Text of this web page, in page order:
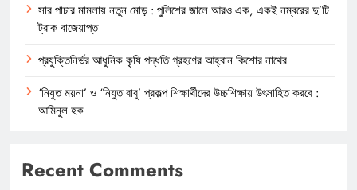
সার পাচার মামলায় নতুন মোড় : পুলিশের জালে আরও এক, একই নম্বরের দু’টি
ট্রাক বাজেয়াপ্ত
প্রযুক্তিনির্ভর আধুনিক কৃষি পদ্ধতি গ্রহণের আহ্বান কিশোর নাথের
‘নিযুত ময়না’ ও ‘নিযুত বাবু’ প্রকল্প শিক্ষার্থীদের উচ্চশিক্ষায় উৎসাহিত করবে :
আমিনুল হক
Recent Comments